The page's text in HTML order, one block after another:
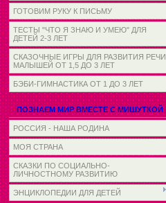
ГОТОВИМ РУКУ К ПИСЬМУ
ТЕСТЫ "ЧТО Я ЗНАЮ И УМЕЮ" ДЛЯ
ДЕТЕЙ 2-3 ЛЕТ
СКАЗОЧНЫЕ ИГРЫ ДЛЯ РАЗВИТИЯ РЕЧИ
МАЛЫШЕЙ ОТ 1,5 ДО 3 ЛЕТ
БЭБИ-ГИМНАСТИКА ОТ 1 ДО 3 ЛЕТ
ПОЗНАЕМ МИР ВМЕСТЕ С МИШУТКОЙ
РОССИЯ - НАША РОДИНА
МОЯ СТРАНА
СКАЗКИ ПО СОЦИАЛЬНО-
ЛИЧНОСТНОМУ РАЗВИТИЮ
ЭНЦИКЛОПЕДИИ ДЛЯ ДЕТЕЙ